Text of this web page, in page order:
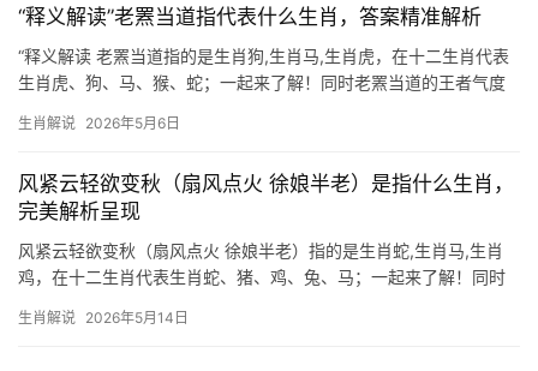
“释义解读”老罴当道指代表什么生肖，答案精准解析
“释义解读 老罴当道指的是生肖狗,生肖马,生肖虎，在十二生肖代表
生肖虎、狗、马、猴、蛇；一起来了解！同时老罴当道的王者气度
人物掌控局面，在生肖文化中，生肖虎与这一意象最为契合，虎为
生肖解说 2026年5月6日
风紧云轻欲变秋（扇风点火 徐娘半老）是指什么生肖，
完美解析呈现
风紧云轻欲变秋（扇风点火 徐娘半老）指的是生肖蛇,生肖马,生肖
鸡，在十二生肖代表生肖蛇、猪、鸡、兔、马；一起来了解！同时
杀之气，而“扇风点火”喻指暗中挑拨，“徐娘半老”则暗示中年运势转
生肖解说 2026年5月14日